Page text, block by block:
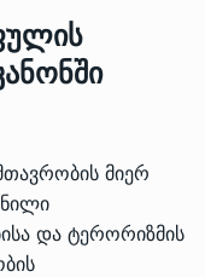
მიერ
და ტერორიზმის